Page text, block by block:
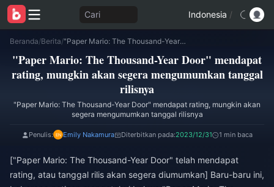
Cari Indonesia /
Beranda/Berita/ "Paper Mario: The Thousand-Year Door" mendapat rating, mungkin akan segera mengumumkan tanggal rilisnya
"Paper Mario: The Thousand-Year Door" mendapat
rating, mungkin akan segera mengumumkan tanggal
rilisnya
"Paper Mario: The Thousand-Year Door" mendapat rating, mungkin akan
segera mengumumkan tanggal rilisnya
Penulis: Emily Nakamura Diterbitkan pada:2023/12/31 1 min baca
["Paper Mario: The Thousand-Year Door" telah mendapat
rating, atau tanggal rilis akan segera diumumkan] Baru-baru ini,